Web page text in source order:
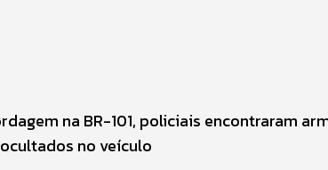
na BR-101, policiais encontraram
no veículo